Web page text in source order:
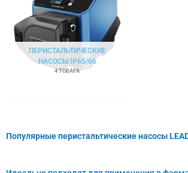
ПЕРИСТАЛЬТИЧЕСКИЕ
НАСОСЫ IP65/66
4 ТОВАРА
Популярные перистальтические насосы